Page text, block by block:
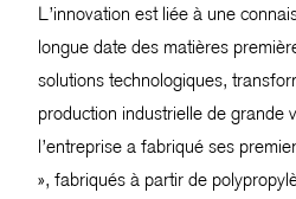
L’innovation est liée à une
longue date des matières
solutions technologiques,
production industrielle de grande
l’entreprise a fabriqué ses
», fabriqués à partir de